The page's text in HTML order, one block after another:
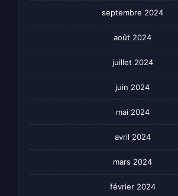
septembre 2024
août 2024
juillet 2024
juin 2024
mai 2024
avril 2024
mars 2024
février 2024